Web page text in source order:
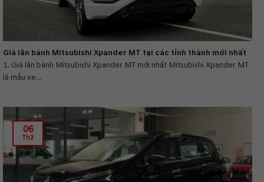
Giá lăn bánh Mitsubishi Xpander MT tại các tỉnh thành mới nhất
1. Giá lăn bánh Mitsubishi Xpander MT mới nhất Mitsubishi Xpander MT
là mẫu xe...
06
Th3